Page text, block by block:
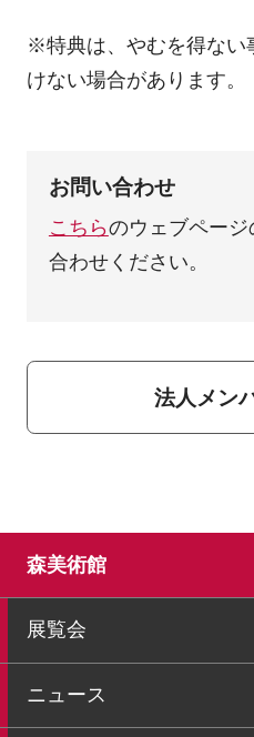
法人メン
※特典は、やむを得ない
けない場合があります。
お問い合わせ
こちらのウェブペー
合わせください。
森美術館
展覧会
ニュース